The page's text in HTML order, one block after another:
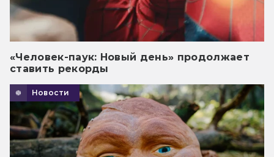
«Человек-паук: Новый день» продолжает
ставить рекорды
Новости